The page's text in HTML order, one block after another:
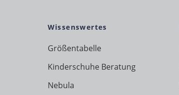
Wissenswertes
Größentabelle
Kinderschuhe Beratung
Nebula